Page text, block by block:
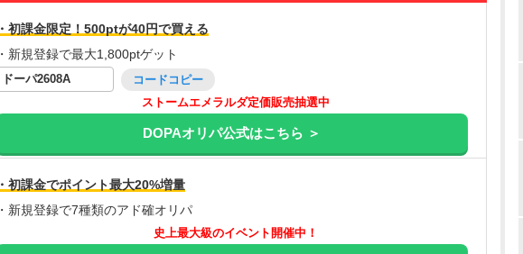
・初課金限定！500ptが40円で買える
・新規登録で最大1,800ptゲット
ドーパ2608A
コードコピー
ストームエメラルダ定価販売抽選中
DOPAオリパ公式はこちら ＞
・初課金でポイント最大20%増量
・新規登録で7種類のアド確オリパ
史上最大級のイベント開催中！